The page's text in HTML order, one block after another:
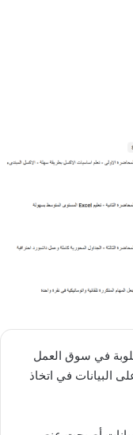
في سوق العمل
البيانات في اتخاذ